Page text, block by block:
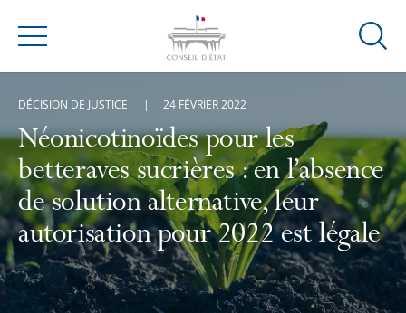
Menu
Ouvrir
Néonicotinoïdes pour les
betteraves sucrières : en l’absence
de solution alternative, leur
autorisation pour 2022 est légale
DÉCISION DE JUSTICE 24 FÉVRIER 2022